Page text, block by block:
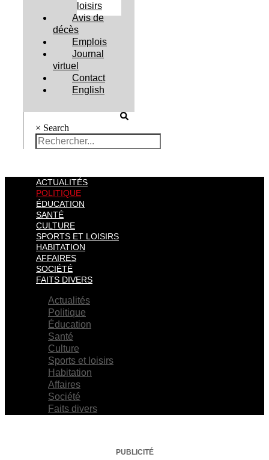
loisirs
Avis de
décès
Emplois
Journal
virtuel
Contact
English
× Search
ACTUALITÉS
POLITIQUE
ÉDUCATION
SANTÉ
CULTURE
SPORTS ET LOISIRS
HABITATION
AFFAIRES
SOCIÉTÉ
FAITS DIVERS
Actualités
Politique
Éducation
Santé
Culture
Sports et loisirs
Habitation
Affaires
Société
Faits divers
PUBLICITÉ